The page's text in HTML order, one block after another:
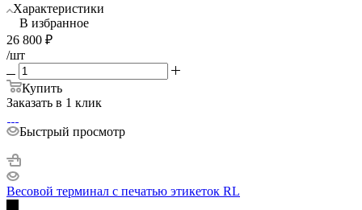
Характеристики
В избранное
26 800 ₽
/шт
Купить
Заказать в 1 клик
Быстрый просмотр
Весовой терминал с печатью этикеток RL